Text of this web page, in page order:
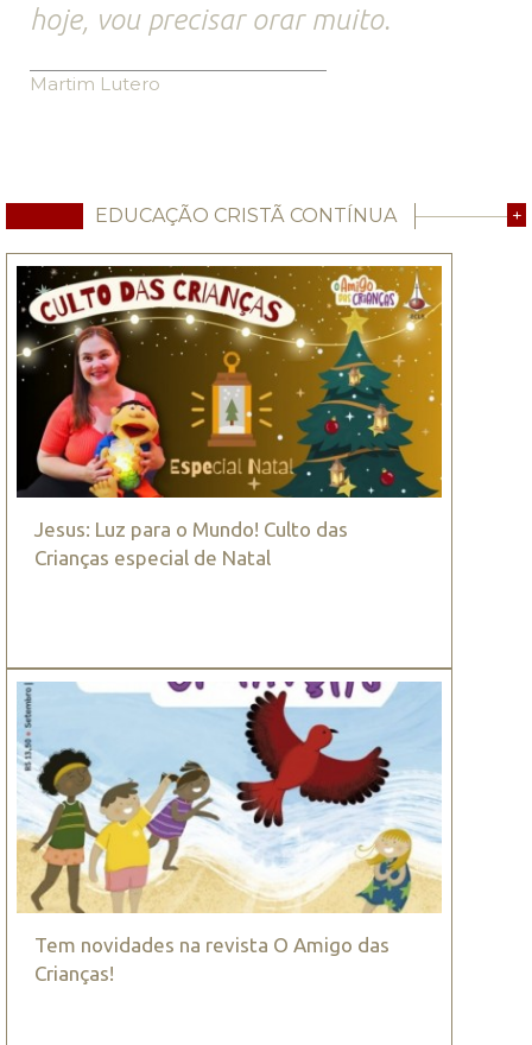
hoje, vou precisar orar muito.
Martim Lutero
EDUCAÇÃO CRISTÃ CONTÍNUA +
Jesus: Luz para o Mundo! Culto das
Crianças especial de Natal
Tem novidades na revista O Amigo das
Crianças!